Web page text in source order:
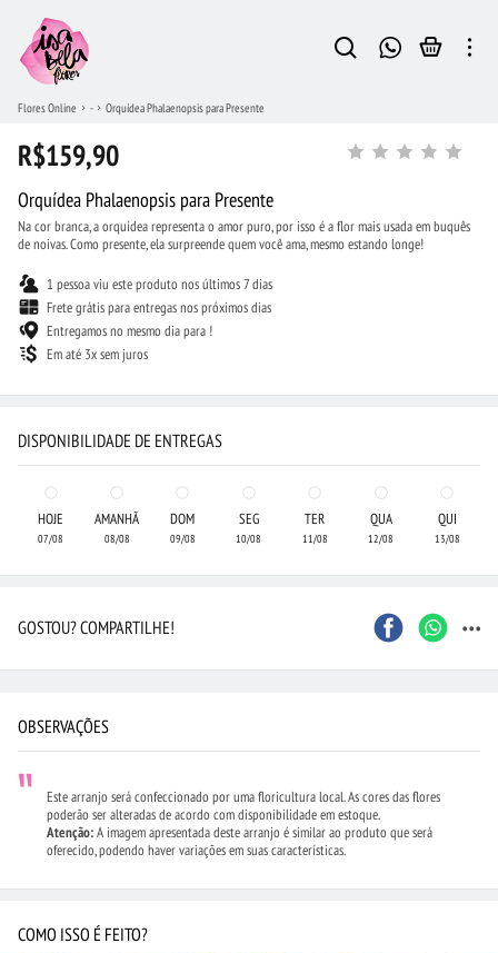
Flores Online - Orquídea Phalaenopsis para Presente
R$159,90
Orquídea Phalaenopsis para Presente
Na cor branca, a orquídea representa o amor puro, por isso é a flor mais usada em buquês
de noivas. Como presente, ela surpreende quem você ama, mesmo estando longe!
1 pessoa viu este produto nos últimos 7 dias
Frete grátis para entregas nos próximos dias
Entregamos no mesmo dia para !
Em até 3x sem juros
DISPONIBILIDADE DE ENTREGAS
HOJE
07/08
AMANHÃ
08/08
DOM
09/08
SEG
10/08
TER
11/08
QUA
12/08
QUI
13/08
GOSTOU? COMPARTILHE! ...
OBSERVAÇÕES
Este arranjo será confeccionado por uma floricultura local. As cores das flores
poderão ser alteradas de acordo com disponibilidade em estoque.
Atenção:A imagem apresentada deste arranjo é similar ao produto que será
oferecido, podendo haver variações em suas características.
COMO ISSO É FEITO?